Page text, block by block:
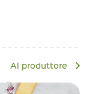
Al produttore